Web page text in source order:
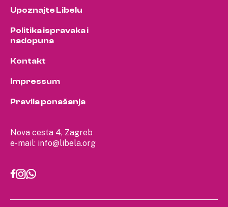
Nova cesta 4, Zagreb
e-mail: info@libela.org
Upoznajte Libelu
Politika ispravaka i
nadopuna
Kontakt
Impressum
Pravila ponašanja